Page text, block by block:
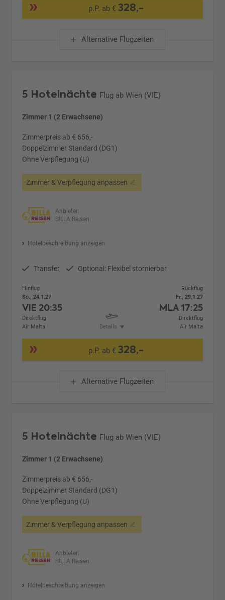
p.P. ab €328,-
Alternative Flugzeiten
5 Hotelnächte Flug ab Wien (VIE)
Zimmer 1 (2 Erwachsene)
Zimmerpreis ab € 656,-
Doppelzimmer Standard (DG1)
Ohne Verpflegung (U)
Zimmer & Verpflegung anpassen
Anbieter:
BILLA Reisen
Hotelbeschreibung anzeigen
Transfer Optional: Flexibel stornierbar
Hinflug
So., 24.1.27
VIE 20:35
Direktflug
Air Malta
Details
Rückflug
Fr., 29.1.27
MLA 17:25
Direktflug
Air Malta
p.P. ab €328,-
Alternative Flugzeiten
5 Hotelnächte Flug ab Wien (VIE)
Zimmer 1 (2 Erwachsene)
Zimmerpreis ab € 656,-
Doppelzimmer Standard (DG1)
Ohne Verpflegung (U)
Zimmer & Verpflegung anpassen
Anbieter:
BILLA Reisen
Hotelbeschreibung anzeigen